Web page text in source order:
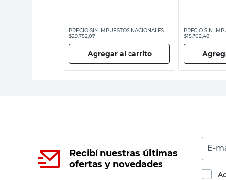
PRECIO SIN IMPUESTOS NACIONALES:
$29.752,07
Agregar al carrito
PRECIO SIN
$15.702,48
Recibí nuestras últimas
ofertas y novedades
E-